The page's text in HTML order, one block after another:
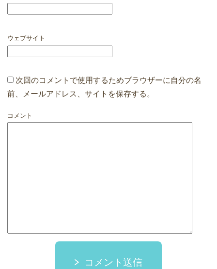
ウェブサイト
次回のコメントで使用するためブラウザーに自分の名
前、メールアドレス、サイトを保存する。
コメント
コメント送信